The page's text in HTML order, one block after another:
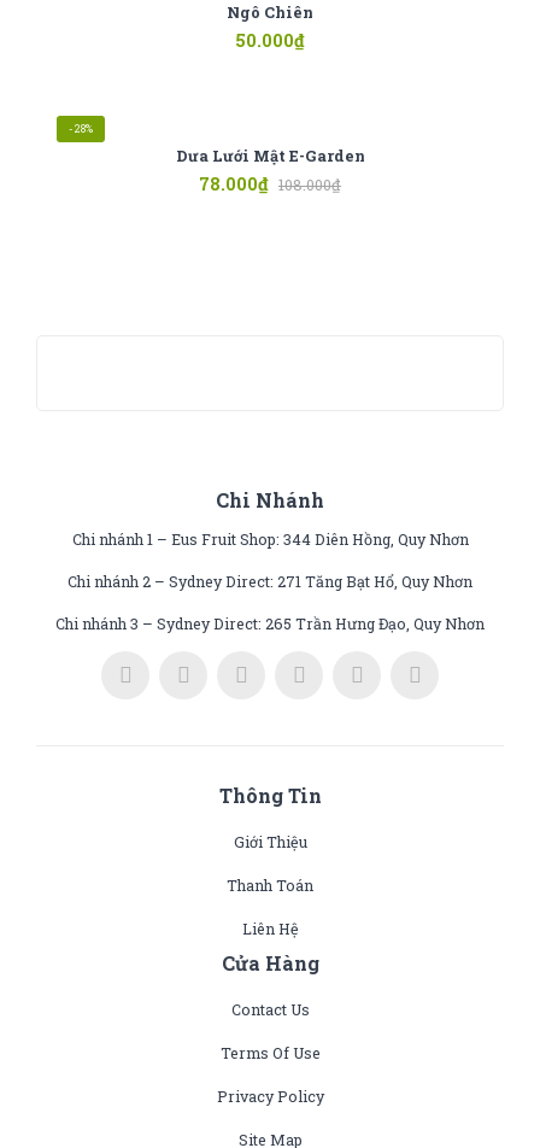
Ngô Chiên
50.000₫
-28%
Dưa Lưới Mật E-Garden
108.000₫
78.000₫
Chi Nhánh
Chi nhánh 1 – Eus Fruit Shop: 344 Diên Hồng, Quy Nhơn
Chi nhánh 2 – Sydney Direct: 271 Tăng Bạt Hổ, Quy Nhơn
Chi nhánh 3 – Sydney Direct: 265 Trần Hưng Đạo, Quy Nhơn
Thông Tin
Giới Thiệu
Thanh Toán
Liên Hệ
Cửa Hàng
Contact Us
Terms Of Use
Privacy Policy
Site Map